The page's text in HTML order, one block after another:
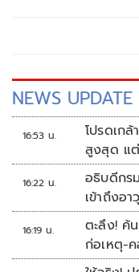
NEWS UPDATE
16:53 น.
โปรดเก
สูงสุด แ
16:22 น.
อธิบดีกร
เข้าถึงอ
ชนวนสำ
16:19 น.
ตะลึง! ค้
ก่อเหตุ-